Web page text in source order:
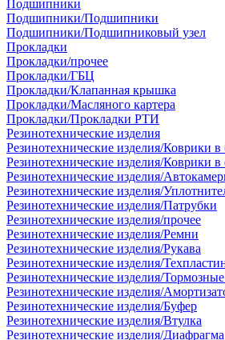
Подшипники
Подшипники/Подшипники
Подшипники/Подшипниковый узел
Прокладки
Прокладки/прочее
Прокладки/ГБЦ
Прокладки/Клапанная крышка
Прокладки/Масляного картера
Прокладки/Прокладки РТИ
Резинотехнические изделия
Резинотехнические изделия/Коврики
Резинотехнические изделия/Коврики в
Резинотехнические изделия/
Резинотехнические изделия/
Резинотехнические изделия/Патрубки
Резинотехнические изделия/прочее
Резинотехнические изделия/Ремни
Резинотехнические изделия/Рукава
Резинотехнические изделия/
Резинотехнические изделия/
Резинотехнические изделия/
Резинотехнические изделия/Буфер
Резинотехнические изделия/Втулка
Резинотехнические изделия/Диафрагма